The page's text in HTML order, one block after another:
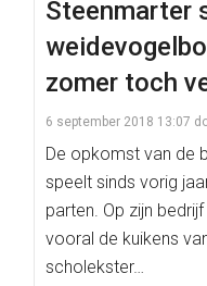
Steenmarter
zomer toch
6 september 2018 13:07
De opkomst van de
speelt sinds vorig
parten. Op zijn
vooral de kuikens
scholekster…